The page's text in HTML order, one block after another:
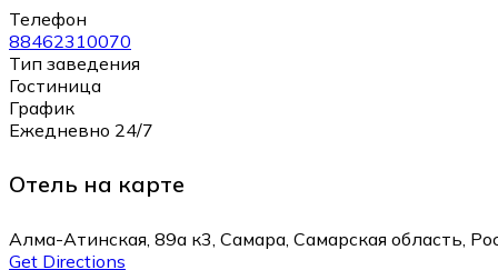
Телефон
88462310070
Тип заведения
Гостиница
График
Ежедневно 24/7
Отель на карте
Алма-Атинская, 89а к3, Самара, Самарская область,
Get Directions